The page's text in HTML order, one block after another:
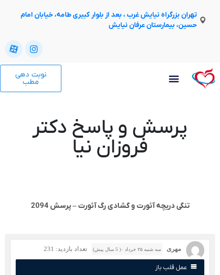
تهران بزرگراه نیایش غرب ، بعد از بلوار کبیری طامه، خیابان امام
حسین، بیمارستان عرفان نیایش
نوبت دهی
پرسش و پاسخ دکتر
فروزان نیا
تنگی دریچه آئورت و گشادی رگ آئورت – پرسش 2094
مهری سه شنبه ۲۵ خرداد ۰( 5 سال پیش) تعداد بازدید: 231
عمل قلب باز